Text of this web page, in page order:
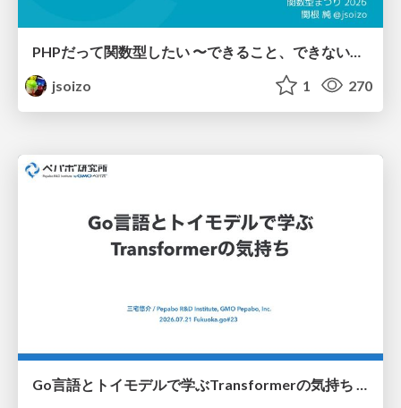
jsoizo
1 270
Go言語とトイモデルで学ぶTransformerの気持ち / fukuokago23-transformer